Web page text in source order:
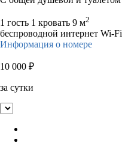
1 гость 1 кровать 9 м2
беспроводной интернет Wi-Fi
Информация о номере
10 000 ₽
за сутки